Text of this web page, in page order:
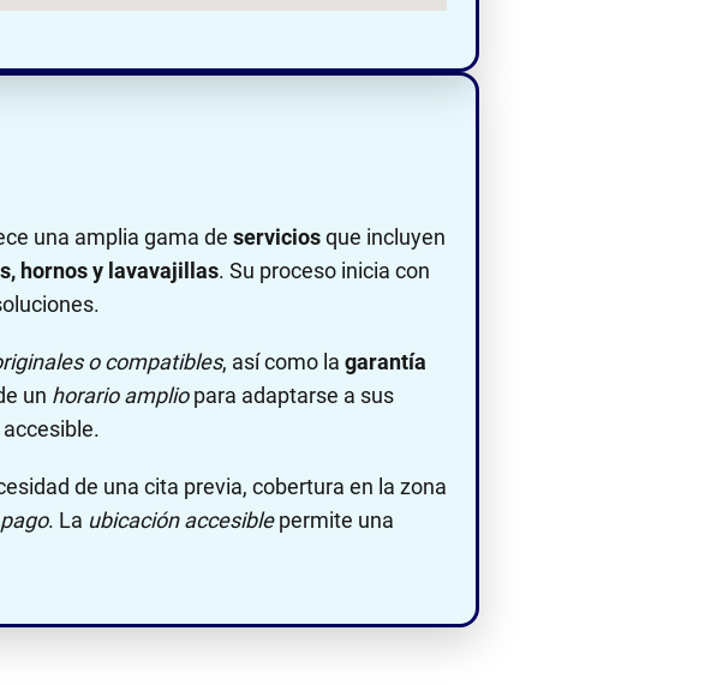
una amplia gama de serviciosque incluyen
hornos y lavavajillas. Su proceso inicia con
o compatibles, así como la garantía
un horario ampliopara adaptarse a sus
de una cita previa, cobertura en la zona
. La ubicación accesiblepermite una